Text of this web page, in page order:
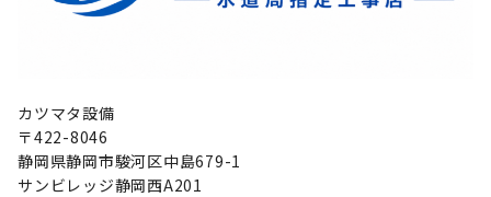
カツマタ設備
〒422-8046
静岡県静岡市駿河区中島679-1
サンビレッジ静岡西A201